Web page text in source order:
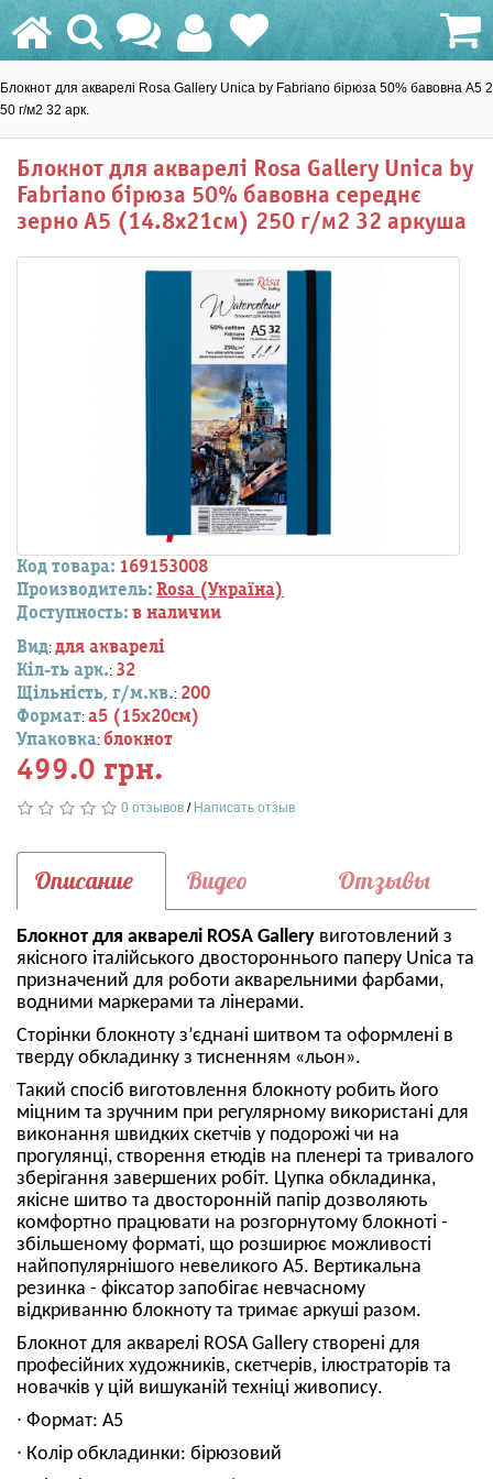
0.0 грн.
Блокнот для акварелі Rosa Gallery Unica by Fabriano бірюза 50% бавовна A5 2
50 г/м2 32 арк.
Блокнот для акварелі Rosa Gallery Unica by
Fabriano бірюза 50% бавовна середнє
зерно A5 (14.8x21см) 250 г/м2 32 аркуша
Код товара: 169153008
Производитель: Rosa (Україна)
Доступность: в наличии
Вид: для акварелі
Кіл-ть арк.: 32
Щільність, г/м.кв.: 200
Формат: a5 (15х20см)
Упаковка: блокнот
499.0 грн.
0 отзывов / Написать отзыв
Описание Видео Отзывы
Блокнот для акварелі ROSA Gallery виготовлений з
якісного італійського двостороннього паперу Unica та
призначений для роботи акварельними фарбами,
водними маркерами та лінерами.
Сторінки блокноту з’єднані шитвом та оформлені в
тверду обкладинку з тисненням «льон».
Такий спосіб виготовлення блокноту робить його
міцним та зручним при регулярному використані для
виконання швидких скетчів у подорожі чи на
прогулянці, створення етюдів на пленері та тривалого
зберігання завершених робіт. Цупка обкладинка,
якісне шитво та двосторонній папір дозволяють
комфортно працювати на розгорнутому блокноті -
збільшеному форматі, що розширює можливості
найпопулярнішого невеликого А5. Вертикальна
резинка - фіксатор запобігає невчасному
відкриванню блокноту та тримає аркуші разом.
Блокнот для акварелі ROSA Gallery створені для
професійних художників, скетчерів, ілюстраторів та
новачків у цій вишуканій техніці живопису.
∙ Формат: А5
∙ Колір обкладинки: бірюзовий